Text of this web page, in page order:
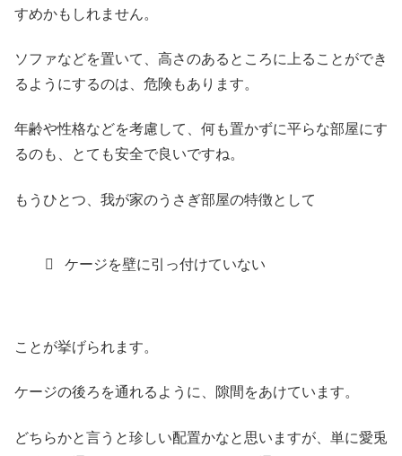
すめかもしれません。
ソファなどを置いて、高さのあるところに上ることができ
るようにするのは、危険もあります。
年齢や性格などを考慮して、何も置かずに平らな部屋にす
るのも、とても安全で良いですね。
もうひとつ、我が家のうさぎ部屋の特徴として
ケージを壁に引っ付けていない
ことが挙げられます。
ケージの後ろを通れるように、隙間をあけています。
どちらかと言うと珍しい配置かなと思いますが、単に愛兎